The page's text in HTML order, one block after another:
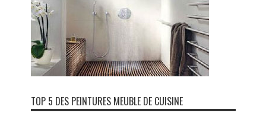
TOP 5 DES PEINTURES MEUBLE DE CUISINE